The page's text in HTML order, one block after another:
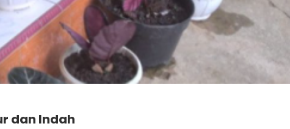
dan Indah